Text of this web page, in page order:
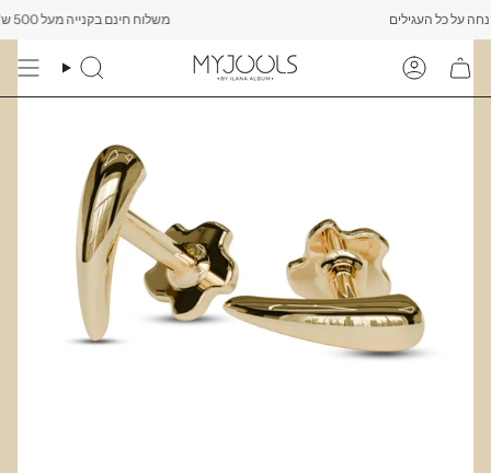
to
Search
Account
משלוח חינם בקנייה מעל 500 ש"ח -------- רק עד יום שישי הקרוב לפחות 10% הנחה על כל העגילים